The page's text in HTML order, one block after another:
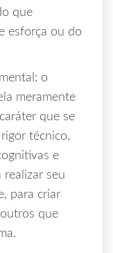
que
esforça ou do
o
meramente
que se
técnico,
e
realizar seu
para criar
que